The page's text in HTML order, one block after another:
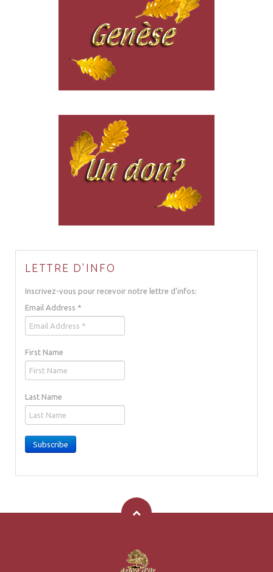
LETTRE D'INFO
Inscrivez-vous pour recevoir notre lettre d'infos:
Email Address *
First Name
Last Name
Subscribe